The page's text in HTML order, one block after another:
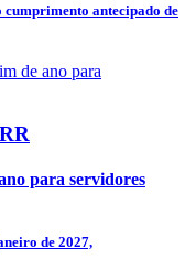
cumprimento antecipado de
para servidores
de 2027,